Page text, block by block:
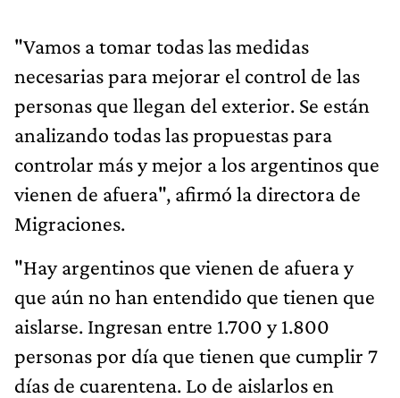
"Vamos a tomar todas las medidas
necesarias para mejorar el control de las
personas que llegan del exterior. Se están
analizando todas las propuestas para
controlar más y mejor a los argentinos que
vienen de afuera", afirmó la directora de
Migraciones.
"Hay argentinos que vienen de afuera y
que aún no han entendido que tienen que
aislarse. Ingresan entre 1.700 y 1.800
personas por día que tienen que cumplir 7
días de cuarentena. Lo de aislarlos en